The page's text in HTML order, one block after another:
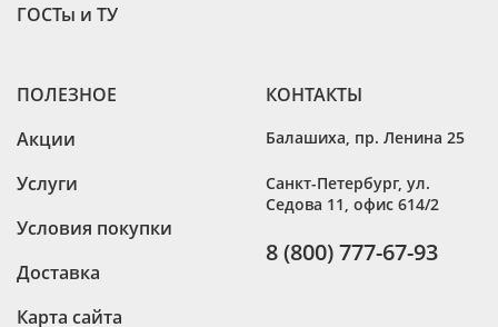
ГОСТы и ТУ
ПОЛЕЗНОЕ
Акции
Услуги
Условия покупки
Доставка
Карта сайта
КОНТАКТЫ
Балашиха пр. Ленина 25
Санкт-Петербург, ул.
Седова 11, офис 614/2
8 (800) 777-67-93